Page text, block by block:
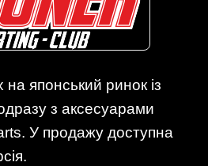
на японський ринок із
з аксесуарами
У продажу доступна